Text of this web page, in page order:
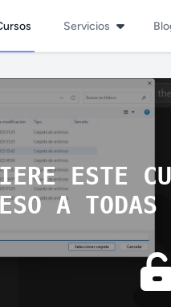
Servicios
ESTE
A